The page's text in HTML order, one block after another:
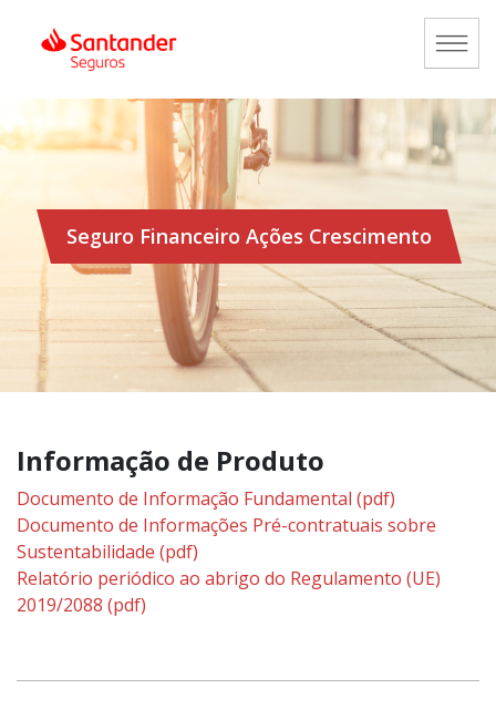
Seguro Financeiro Ações Crescimento
Informação de Produto
Documento de Informação Fundamental (pdf)
Documento de Informações Pré-contratuais sobre
Sustentabilidade (pdf)
Relatório periódico ao abrigo do Regulamento (UE)
2019/2088 (pdf)